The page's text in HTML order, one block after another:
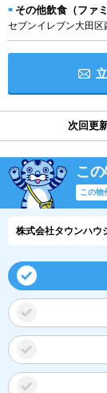
その他飲食（ファ
セブンイレブン大田
次回更
こ
この物
株式会社タウンハウ